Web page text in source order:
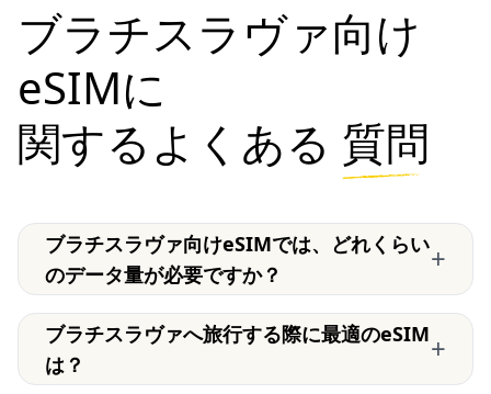
ブラチスラヴァ向け
eSIMに
関するよくある 質問
ブラチスラヴァ向けeSIMでは、どれくらい
のデータ量が必要ですか？
+
ブラチスラヴァへ旅行する際に最適のeSIM
は？
+